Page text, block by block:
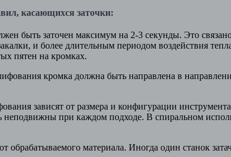
касающихся заточки:
быть заточен максимум на 2-3 секунды. Это связано
и более длительным периодом воздействия
пятен на кромках.
кромка должна быть направлена в
зависят от размера и конфигурации
при каждом подходе. В спиральном
материала. Иногда один станок